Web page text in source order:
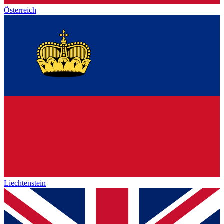
Österreich
Liechtenstein